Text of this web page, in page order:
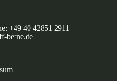
+49 40 42851 2911
berne.de